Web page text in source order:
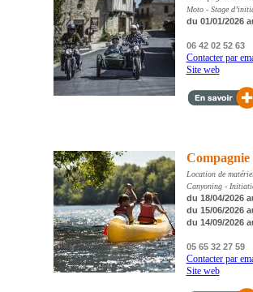
Moto - Stage
du 01/01/2026
06 42 02 52 63
Contacter par
Site web
Location de
Canyoning -
du 18/04/2026
du 15/06/2026
du 14/09/2026
05 65 32 27 59
Contacter par
Site web